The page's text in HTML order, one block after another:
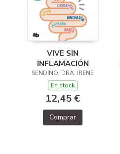
VIVE SIN
INFLAMACIÓN
SENDINO, DRA. IRENE
En stock
12,45 €
Comprar